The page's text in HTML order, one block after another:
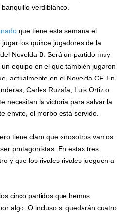
verdiblanco.
que tiene esta semana el
los quince jugadores de la
Novelda B. Será un partido muy
equipo en el que también jugaron
actualmente en el Novelda CF. En
Carles Ruzafa, Luis Ortiz o
necesitan la victoria para salvar la
envite, el morbo está servido.
tiene claro que «nosotros vamos
protagonistas. En estas tres
y que los rivales rivales jueguen a
cinco partidos que hemos
algo. O incluso si quedarán cuatro